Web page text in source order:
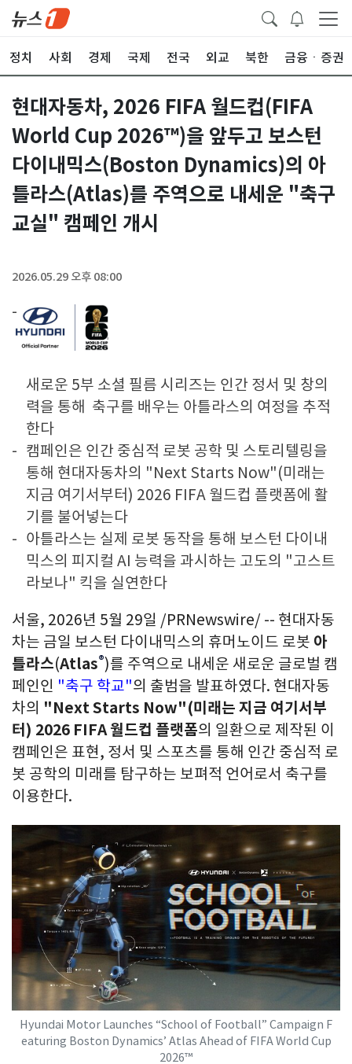
정치 사회 경제 국제 전국 외교 북한 금융ㆍ증권
현대자동차, 2026 FIFA 월드컵(FIFA
World Cup 2026™)을 앞두고 보스턴
다이내믹스(Boston Dynamics)의 아
틀라스(Atlas)를 주역으로 내세운 "축구
교실" 캠페인 개시
2026.05.29 오후 08:00
새로운 5부 소셜 필름 시리즈는 인간 정서 및 창의
력을 통해 축구를 배우는 아틀라스의 여정을 추적
한다
캠페인은 인간 중심적 로봇 공학 및 스토리텔링을
통해 현대자동차의 "Next Starts Now"(미래는
지금 여기서부터) 2026 FIFA 월드컵 플랫폼에 활
기를 불어넣는다
아틀라스는 실제 로봇 동작을 통해 보스턴 다이내
믹스의 피지컬 AI 능력을 과시하는 고도의 "고스트
라보나" 킥을 실연한다
서울, 2026년 5월 29일 /PRNewswire/ -- 현대자동
차는 금일 보스턴 다이내믹스의 휴머노이드 로봇 아
틀라스(Atlas®)를 주역으로 내세운 새로운 글로벌 캠
페인인 "축구 학교"의 출범을 발표하였다. 현대자동
차의 "Next Starts Now"(미래는 지금 여기서부
터) 2026 FIFA 월드컵 플랫폼의 일환으로 제작된 이
캠페인은 표현, 정서 및 스포츠를 통해 인간 중심적 로
봇 공학의 미래를 탐구하는 보펴적 언어로서 축구를
이용한다.
Hyundai Motor Launches “School of Football” Campaign F
eaturing Boston Dynamics’ Atlas Ahead of FIFA World Cup
2026™